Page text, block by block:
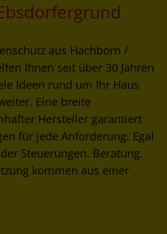
aus Hachborn /
Ihnen seit über 30 Jahren
Ideen rund um Ihr Haus
Eine breite
Hersteller garantiert
für jede Anforderung. Egal
Steuerungen. Beratung,
kommen aus einer